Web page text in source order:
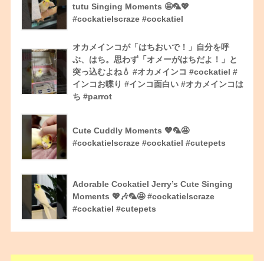
tutu Singing Moments 🤩🦜💖
#cockatielscraze #cockatiel
オカメインコが「はちおいで！」自分を呼
ぶ、はち。思わず「オメーがはちだよ！」と
突っ込むよね💧 #オカメインコ #cockatiel #
インコお喋り #インコ面白い #オカメインコは
ち #parrot
Cute Cuddly Moments 💖🦜🤩
#cockatielscraze #cockatiel #cutepets
Adorable Cockatiel Jerry’s Cute Singing
Moments 💖🎶🦜🤩 #cockatielscraze
#cockatiel #cutepets